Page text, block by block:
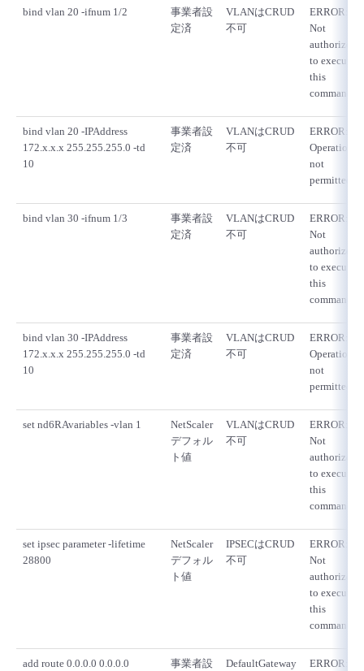
bind vlan 20 -ifnum 1/2
事業者設
定済
VLANはCRUD
不可
ERROR:
Not
authorized
to execute
this
command
bind vlan 20 -IPAddress
172.x.x.x 255.255.255.0 -td
10
事業者設
定済
VLANはCRUD
不可
ERROR:
Operation
not
permitted
bind vlan 30 -ifnum 1/3
事業者設
定済
VLANはCRUD
不可
ERROR:
Not
authorized
to execute
this
command
bind vlan 30 -IPAddress
172.x.x.x 255.255.255.0 -td
10
事業者設
定済
VLANはCRUD
不可
ERROR:
Operation
not
permitted
set nd6RAvariables -vlan 1
NetScaler
デフォル
ト値
VLANはCRUD
不可
ERROR:
Not
authorized
to execute
this
command
set ipsec parameter -lifetime
28800
NetScaler
デフォル
ト値
IPSECはCRUD
不可
ERROR:
Not
authorized
to execute
this
command
add route 0.0.0.0 0.0.0.0
事業者設
DefaultGateway
ERROR: